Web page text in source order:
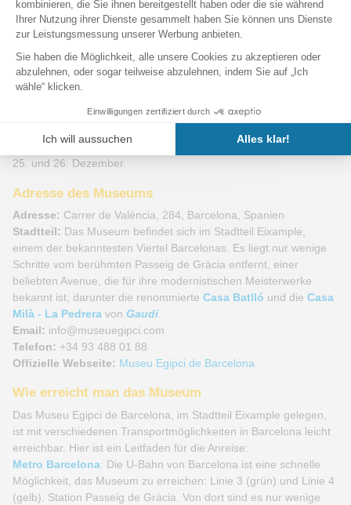
Das Ägyptische Museum von Barcelona empfängt Besucher mit
angepassten Öffnungszeiten, die je nach Tag und Jahreszeit
Montag bis Freitag:Geöffnet von 10:00 bis 14:00 und von
16:00 bis 19:30.
Geöffnet von 10:00 bis 14:00.
Feiertagen geschlossen, darunter der 1. und 6. Januar sowie der
25. und 26. Dezember.
Adresse des Museums
Adresse: Carrer de València, 284, Barcelona, Spanien
Stadtteil: Das Museum befindet sich im Stadtteil Eixample,
einem der bekanntesten Viertel Barcelonas. Es liegt nur wenige
Schritte vom berühmten Passeig de Gràcia entfernt, einer
beliebten Avenue, die für ihre modernistischen Meisterwerke
bekannt ist, darunter die renommierte Casa Batlló und die Casa
Milà - La Pedrera von Gaudí.
Email: info@museuegipci.com
Telefon: +34 93 488 01 88
Offizielle Webseite: Museu Egipci de Barcelona
Wie erreicht man das Museum
Das Museu Egipci de Barcelona, im Stadtteil Eixample gelegen,
ist mit verschiedenen Transportmöglichkeiten in Barcelona leicht
erreichbar. Hier ist ein Leitfaden für die Anreise:
Metro Barcelona: Die U-Bahn von Barcelona ist eine schnelle
Möglichkeit, das Museum zu erreichen: Linie 3 (grün) und Linie 4
(gelb): Station Passeig de Gràcia. Von dort sind es nur wenige